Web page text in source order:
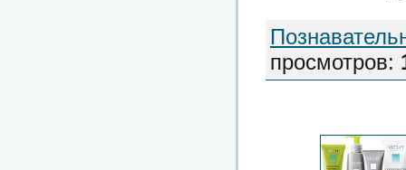
просмотров: